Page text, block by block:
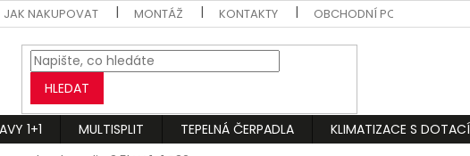
JAK NAKUPOVAT MONTÁŽ KONTAKTY OBCHODNÍ PODMÍNKY
HLEDAT
1+1 MULTISPLIT TEPELNÁ ČERPADLA KLIMATIZACE S DOTACÍ